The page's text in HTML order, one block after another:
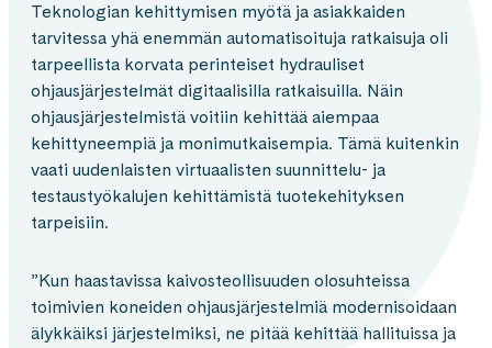
Teknologian kehittymisen myötä ja asiakkaiden
tarvitessa yhä enemmän automatisoituja ratkaisuja oli
tarpeellista korvata perinteiset hydrauliset
ohjausjärjestelmät digitaalisilla ratkaisuilla. Näin
ohjausjärjestelmistä voitiin kehittää aiempaa
kehittyneempiä ja monimutkaisempia. Tämä kuitenkin
vaati uudenlaisten virtuaalisten suunnittelu- ja
testaustyökalujen kehittämistä tuotekehityksen
tarpeisiin.
”Kun haastavissa kaivosteollisuuden olosuhteissa
toimivien koneiden ohjausjärjestelmiä modernisoidaan
älykkäiksi järjestelmiksi, ne pitää kehittää hallituissa ja